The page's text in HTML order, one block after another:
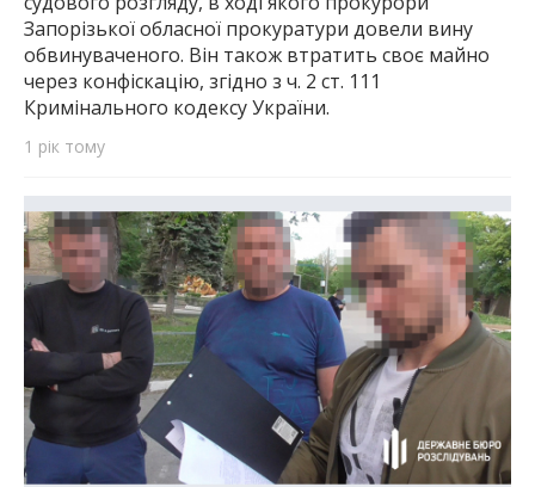
Запорізької обласної прокуратури довели вину
обвинуваченого. Він також втратить своє майно
через конфіскацію, згідно з ч. 2 ст. 111
Кримінального кодексу України.
1 рік тому